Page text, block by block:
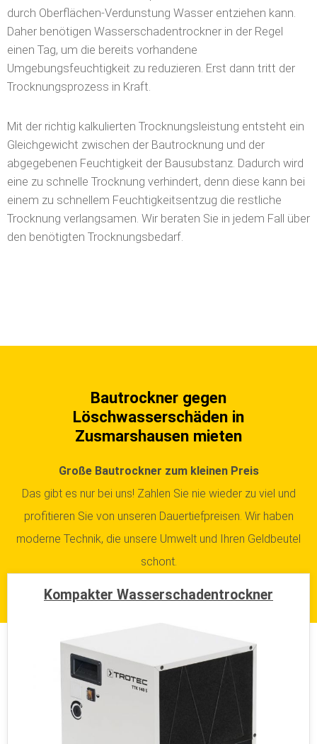
auch häufig Luftentfeuchter genannt. Dadurch entsteht
eine trockene Raum-Atmosphäre, die der Bausubstanz
durch Oberflächen-Verdunstung Wasser entziehen kann.
Daher benötigen Wasserschadentrockner in der Regel
einen Tag, um die bereits vorhandene
Mit der richtig kalkulierten Trocknungsleistung entsteht ein
Gleichgewicht zwischen der Bautrocknung und der
abgegebenen Feuchtigkeit der Bausubstanz. Dadurch wird
eine zu schnelle Trocknung verhindert, denn diese kann bei
einem zu schnellem Feuchtigkeitsentzug die restliche
Bautrockner gegen
Löschwasserschäden in
Zusmarshausen mieten
Große Bautrockner zum kleinen Preis
Das gibt es nur bei uns! Zahlen Sie nie wieder zu viel und
profitieren Sie von unseren Dauertiefpreisen. Wir haben
moderne Technik, die unsere Umwelt und Ihren Geldbeutel
schont.